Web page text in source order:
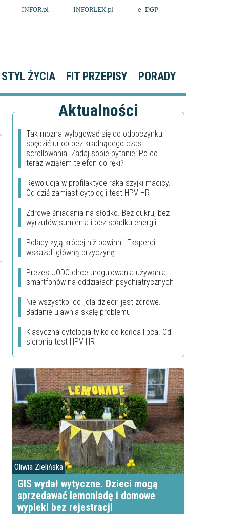
INFOR.pl INFORLEX.pl e-DGP
STYL ŻYCIA FIT PRZEPISY PORADY
Aktualności
Tak można wylogować się do odpoczynku i
spędzić urlop bez kradnącego czas
scrollowania. Zadaj sobie pytanie: Po co
teraz wziąłem telefon do ręki?
Rewolucja w profilaktyce raka szyjki macicy.
Od dziś zamiast cytologii test HPV HR
Zdrowe śniadania na słodko. Bez cukru, bez
wyrzutów sumienia i bez spadku energii
Polacy żyją krócej niż powinni. Eksperci
wskazali główną przyczynę
Prezes UODO chce uregulowania używania
smartfonów na oddziałach psychiatrycznych
Nie wszystko, co „dla dzieci” jest zdrowe.
Badanie ujawnia skalę problemu
Klasyczna cytologia tylko do końca lipca. Od
sierpnia test HPV HR
Oliwia Zielińska
GIS wydał wytyczne. Dzieci mogą
sprzedawać lemoniadę i domowe
wypieki bez rejestracji